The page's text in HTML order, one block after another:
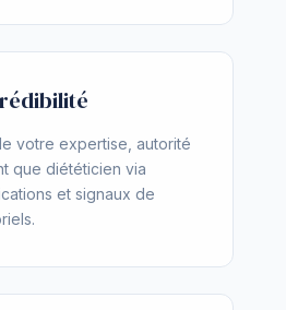
votre expertise, autorité
que diététicien via
et signaux de